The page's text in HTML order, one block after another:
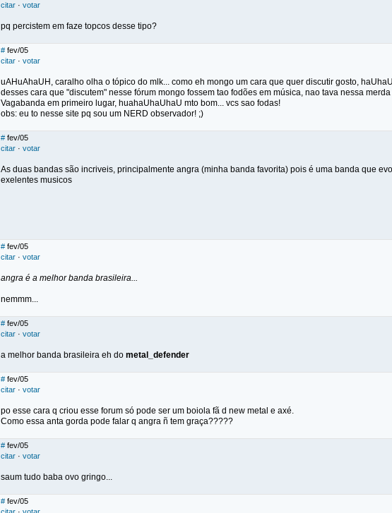
citar · votar
pq percistem em faze topcos desse tipo?
# fev/05
citar · votar
uAHuAhaUH, caralho olha o tópico do mlk... como eh mongo um cara que quer discutir gosto,
desses cara que "discutem" nesse fórum mongo fossem tao fodões em música, nao tava nessa
Vagabanda em primeiro lugar, huahaUhaUhaU mto bom... vcs sao fodas!
obs: eu to nesse site pq sou um NERD observador! ;)
# fev/05
citar · votar
As duas bandas são incriveis, principalmente angra (minha banda favorita) pois é uma banda que
exelentes musicos
# fev/05
citar · votar
angra é a melhor banda brasileira...
nemmm...
# fev/05
citar · votar
a melhor banda brasileira eh do metal_defender
# fev/05
citar · votar
po esse cara q criou esse forum só pode ser um boiola fã d new metal e axé.
Como essa anta gorda pode falar q angra ñ tem graça?????
# fev/05
citar · votar
saum tudo baba ovo gringo...
# fev/05